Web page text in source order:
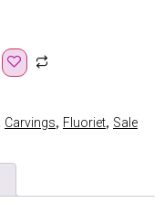
Carvings, Fluoriet, Sale